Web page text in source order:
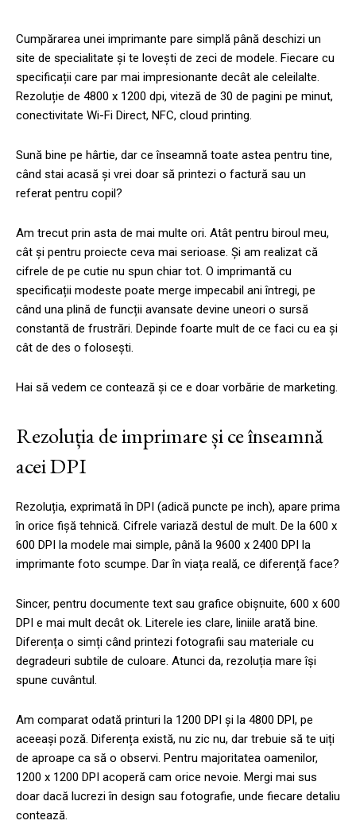
Cumpărarea unei imprimante pare simplă până deschizi un
site de specialitate și te lovești de zeci de modele. Fiecare cu
specificații care par mai impresionante decât ale celeilalte.
Rezoluție de 4800 x 1200 dpi, viteză de 30 de pagini pe minut,
conectivitate Wi-Fi Direct, NFC, cloud printing.
Sună bine pe hârtie, dar ce înseamnă toate astea pentru tine,
când stai acasă și vrei doar să printezi o factură sau un
referat pentru copil?
Am trecut prin asta de mai multe ori. Atât pentru biroul meu,
cât și pentru proiecte ceva mai serioase. Și am realizat că
cifrele de pe cutie nu spun chiar tot. O imprimantă cu
specificații modeste poate merge impecabil ani întregi, pe
când una plină de funcții avansate devine uneori o sursă
constantă de frustrări. Depinde foarte mult de ce faci cu ea și
cât de des o folosești.
Hai să vedem ce contează și ce e doar vorbărie de marketing.
Rezoluția de imprimare și ce înseamnă
acei DPI
Rezoluția, exprimată în DPI (adică puncte pe inch), apare prima
în orice fișă tehnică. Cifrele variază destul de mult. De la 600 x
600 DPI la modele mai simple, până la 9600 x 2400 DPI la
imprimante foto scumpe. Dar în viața reală, ce diferență face?
Sincer, pentru documente text sau grafice obișnuite, 600 x 600
DPI e mai mult decât ok. Literele ies clare, liniile arată bine.
Diferența o simți când printezi fotografii sau materiale cu
degradeuri subtile de culoare. Atunci da, rezoluția mare își
spune cuvântul.
Am comparat odată printuri la 1200 DPI și la 4800 DPI, pe
aceeași poză. Diferența există, nu zic nu, dar trebuie să te uiți
de aproape ca să o observi. Pentru majoritatea oamenilor,
1200 x 1200 DPI acoperă cam orice nevoie. Mergi mai sus
doar dacă lucrezi în design sau fotografie, unde fiecare detaliu
contează.